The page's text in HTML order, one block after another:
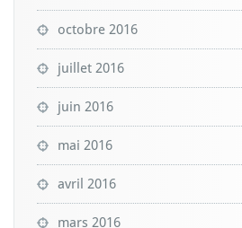
octobre 2016
juillet 2016
juin 2016
mai 2016
avril 2016
mars 2016